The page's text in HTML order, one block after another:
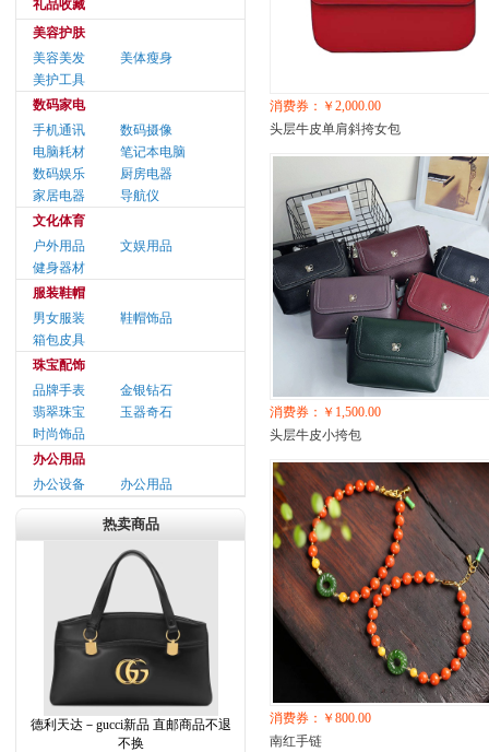
礼品收藏
美容护肤
美容美发
美体瘦身
美护工具
数码家电
手机通讯
数码摄像
电脑耗材
笔记本电脑
数码娱乐
厨房电器
家居电器
导航仪
文化体育
户外用品
文娱用品
健身器材
服装鞋帽
男女服装
鞋帽饰品
箱包皮具
珠宝配饰
品牌手表
金银钻石
翡翠珠宝
玉器奇石
时尚饰品
办公用品
办公设备
办公用品
热卖商品
德利天达－gucci新品 直邮商品不退
不换
消费券：￥2,000.00
头层牛皮单肩斜挎女包
消费券：￥1,500.00
头层牛皮小挎包
消费券：￥800.00
南红手链